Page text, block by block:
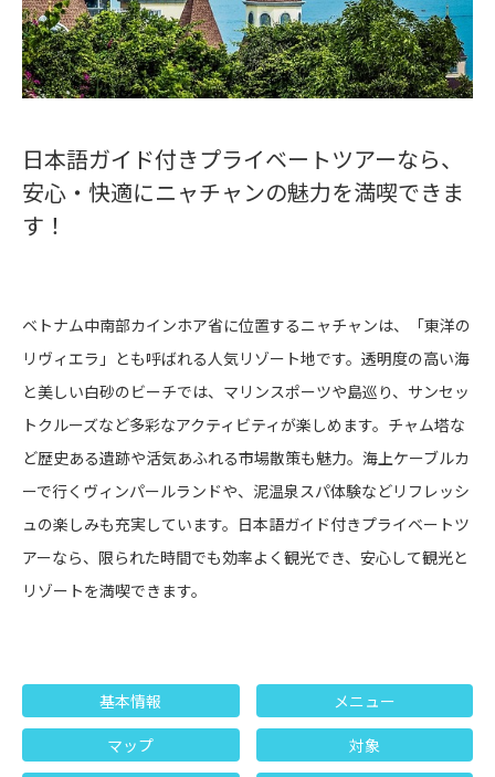
日本語ガイド付きプライベートツアーなら、
安心・快適にニャチャンの魅力を満喫できま
す！
ベトナム中南部カインホア省に位置するニャチャンは、「東洋の
リヴィエラ」とも呼ばれる人気リゾート地です。透明度の高い海
と美しい白砂のビーチでは、マリンスポーツや島巡り、サンセッ
トクルーズなど多彩なアクティビティが楽しめます。チャム塔な
ど歴史ある遺跡や活気あふれる市場散策も魅力。海上ケーブルカ
ーで行くヴィンパールランドや、泥温泉スパ体験などリフレッシ
ュの楽しみも充実しています。日本語ガイド付きプライベートツ
アーなら、限られた時間でも効率よく観光でき、安心して観光と
リゾートを満喫できます。
基本情報
メニュー
マップ
対象